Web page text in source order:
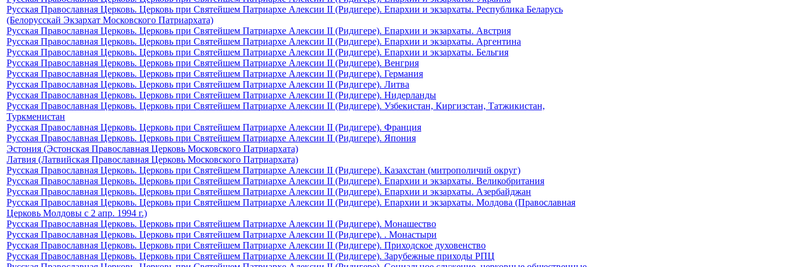
Русская Православная Церковь. Церковь при Святейшем Патриархе Алексии II (Ридигере). Епархии и экзархаты. Республика Беларусь
(Белорусскай Экзархат Московского Патриархата)
Русская Православная Церковь. Церковь при Святейшем Патриархе Алексии II (Ридигере). Епархии и экзархаты. Австрия
Русская Православная Церковь. Церковь при Святейшем Патриархе Алексии II (Ридигере). Епархии и экзархаты. Аргентина
Русская Православная Церковь. Церковь при Святейшем Патриархе Алексии II (Ридигере). Епархии и экзархаты. Бельгия
Русская Православная Церковь. Церковь при Святейшем Патриархе Алексии II (Ридигере). Венгрия
Русская Православная Церковь. Церковь при Святейшем Патриархе Алексии II (Ридигере). Германия
Русская Православная Церковь. Церковь при Святейшем Патриархе Алексии II (Ридигере). Литва
Русская Православная Церковь. Церковь при Святейшем Патриархе Алексии II (Ридигере). Нидерланды
Русская Православная Церковь. Церковь при Святейшем Патриархе Алексии II (Ридигере). Узбекистан, Киргизстан, Татжикистан,
Туркменистан
Русская Православная Церковь. Церковь при Святейшем Патриархе Алексии II (Ридигере). Франция
Русская Православная Церковь. Церковь при Святейшем Патриархе Алексии II (Ридигере). Япония
Эстония (Эстонская Православная Церковь Московского Патриархата)
Латвия (Латвийская Православная Церковь Московского Патриархата)
Русская Православная Церковь. Церковь при Святейшем Патриархе Алексии II (Ридигере). Казахстан (митрополичий округ)
Русская Православная Церковь. Церковь при Святейшем Патриархе Алексии II (Ридигере). Епархии и экзархаты. Великобритания
Русская Православная Церковь. Церковь при Святейшем Патриархе Алексии II (Ридигере). Епархии и экзархаты. Азербайджан
Русская Православная Церковь. Церковь при Святейшем Патриархе Алексии II (Ридигере). Епархии и экзархаты. Молдова (Православная
Церковь Молдовы с 2 апр. 1994 г.)
Русская Православная Церковь. Церковь при Святейшем Патриархе Алексии II (Ридигере). Монашество
Русская Православная Церковь. Церковь при Святейшем Патриархе Алексии II (Ридигере). . Монастыри
Русская Православная Церковь. Церковь при Святейшем Патриархе Алексии II (Ридигере). Приходское духовенство
Русская Православная Церковь. Церковь при Святейшем Патриархе Алексии II (Ридигере). Зарубежные приходы РПЦ